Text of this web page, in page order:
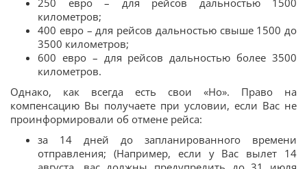
километров;
400 евро – для рейсов дальностью свыше 1500 до
3500 километров;
600 евро – для рейсов дальностью более 3500
километров.
Однако, как всегда есть свои «Но». Право на
компенсацию Вы получаете при условии, если Вас не
проинформировали об отмене рейса:
за 14 дней до запланированного времени
отправления; (Например, если у Вас вылет 14